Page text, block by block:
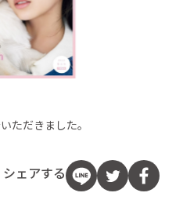
ただきました。
シェアする